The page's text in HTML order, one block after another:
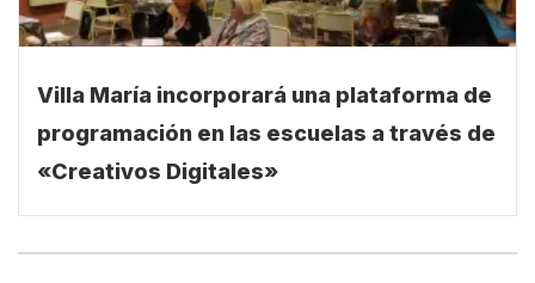
Villa María incorporará una plataforma de
programación en las escuelas a través de
«Creativos Digitales»